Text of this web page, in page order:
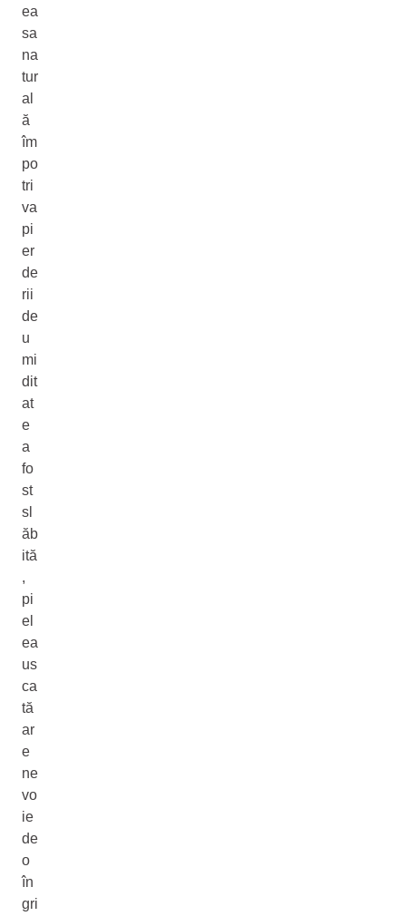
ea
sa
na
tur
al
ă
îm
po
tri
va
pi
er
de
rii
de
u
mi
dit
at
e
a
fo
st
sl
ăb
ită
,
pi
el
ea
us
ca
tă
ar
e
ne
vo
ie
de
o
în
gri